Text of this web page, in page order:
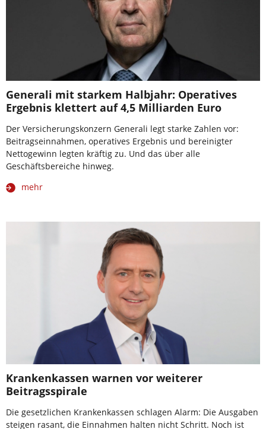
Generali mit starkem Halbjahr: Operatives
Ergebnis klettert auf 4,5 Milliarden Euro
Der Versicherungskonzern Generali legt starke Zahlen vor:
Beitragseinnahmen, operatives Ergebnis und bereinigter
Nettogewinn legten kräftig zu. Und das über alle
Geschäftsbereiche hinweg.
mehr
Krankenkassen warnen vor weiterer
Beitragsspirale
Die gesetzlichen Krankenkassen schlagen Alarm: Die Ausgaben
steigen rasant, die Einnahmen halten nicht Schritt. Noch ist